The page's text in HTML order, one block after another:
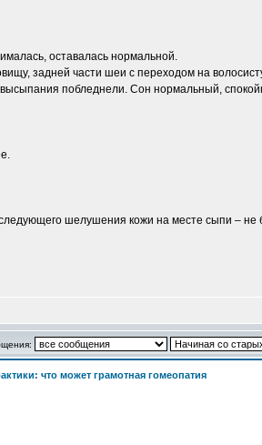
оставалась нормальной.
задней части шеи с переходом на
побледнели. Сон нормальный,
шелушения кожи на месте сыпи – не
что может грамотная гомеопатия